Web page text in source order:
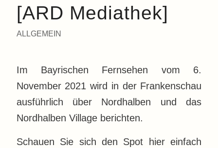
[ARD Mediathek]
ALLGEMEIN
Im Bayrischen Fernsehen vom 6.
November 2021 wird in der Frankenschau
ausführlich über Nordhalben und das
Nordhalben Village berichten.
Schauen Sie sich den Spot hier einfach